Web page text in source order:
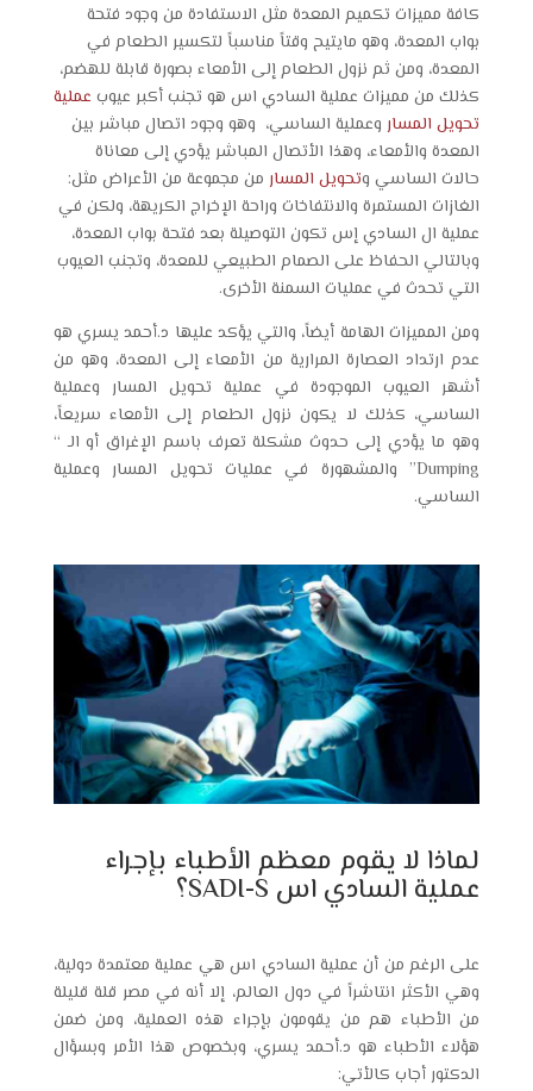
كافة مميزات تكميم المعدة مثل الاستفادة من وجود فتحة
بواب المعدة، وهو مايتيح وقتاً مناسباً لتكسير الطعام في
المعدة، ومن ثم نزول الطعام إلى الأمعاء بصورة قابلة للهضم،
كذلك من مميزات عملية السادي اس هو تجنب أكبر عيوب عملية
تحويل المساروعملية الساسي، وهو وجود اتصال مباشر بين
المعدة والأمعاء، وهذا الأتصال المباشر يؤدي إلى معاناة
حالات الساسي وتحويل المسارمن مجموعة من الأعراض مثل:
الغازات المستمرة والانتفاخات وراحة الإخراج الكريهة، ولكن في
عملية الالسادي إستكون التوصيلة بعد فتحة بواب المعدة،
وبالتالي الحفاظ على الصمام الطبيعي للمعدة، وتجنب العيوب
التي تحدث في عمليات السمنة الأخرى.
ومن المميزات الهامة أيضاً، والتي يؤكد عليها د.أحمد يسري هو
عدم ارتداد العصارة المرارية من الأمعاء إلى المعدة، وهو من
أشهر العيوب الموجودة في عملية تحويل المسار وعملية
الساسي، كذلك لا يكون نزول الطعام إلى الأمعاء سريعاً،
وهو ما يؤدي إلى حدوث مشكلة تعرف باسم الإغراق أو الـ “
Dumping” والمشهورة في عمليات تحويل المسار وعملية
الساسي.
لماذا لا يقوم معظم الأطباء بإجراء
عملية السادي اس SADI-S؟
على الرغم من أن عملية السادي اس هي عملية معتمدة دولية،
وهي الأكثر انتاشراً في دول العالم، إلا أنه في مصر قلة قليلة
من الأطباء هم من يقومون بإجراء هذه العملية، ومن ضمن
هؤلاء الأطباء هو د.أحمد يسري، وبخصوص هذا الأمر وبسؤال
الدكتور أجاب كالأتي: